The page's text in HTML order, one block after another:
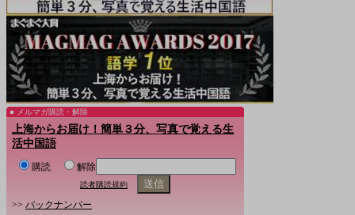
メルマガ購読・解除
上海からお届け！簡単３分、写真で覚える生
活中国語
購読 解除
読者購読規約
>> バックナンバー